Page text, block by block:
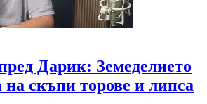
Дарик: Земеделието
на скъпи торове и липса